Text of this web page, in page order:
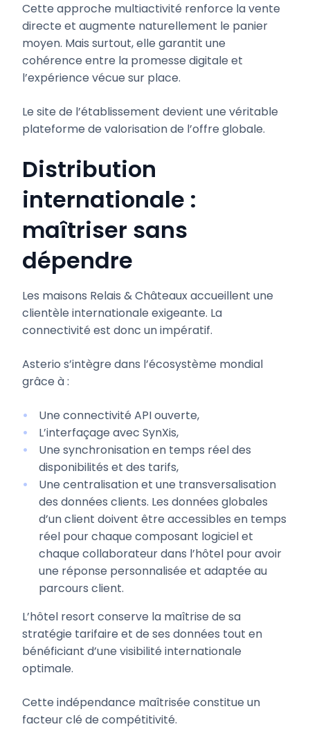
Cette approche multiactivité renforce la vente
directe et augmente naturellement le panier
moyen. Mais surtout, elle garantit une
cohérence entre la promesse digitale et
l’expérience vécue sur place.
Le site de l’établissement devient une véritable
plateforme de valorisation de l’offre globale.
Distribution
internationale :
maîtriser sans
dépendre
Les maisons Relais & Châteaux accueillent une
clientèle internationale exigeante. La
connectivité est donc un impératif.
Asterio s’intègre dans l’écosystème mondial
grâce à :
Une connectivité API ouverte,
L’interfaçage avec SynXis,
Une synchronisation en temps réel des
disponibilités et des tarifs,
Une centralisation et une transversalisation
des données clients. Les données globales
d’un client doivent être accessibles en temps
réel pour chaque composant logiciel et
chaque collaborateur dans l’hôtel pour avoir
une réponse personnalisée et adaptée au
parcours client.
L’hôtel resort conserve la maîtrise de sa
stratégie tarifaire et de ses données tout en
bénéficiant d’une visibilité internationale
optimale.
Cette indépendance maîtrisée constitue un
facteur clé de compétitivité.